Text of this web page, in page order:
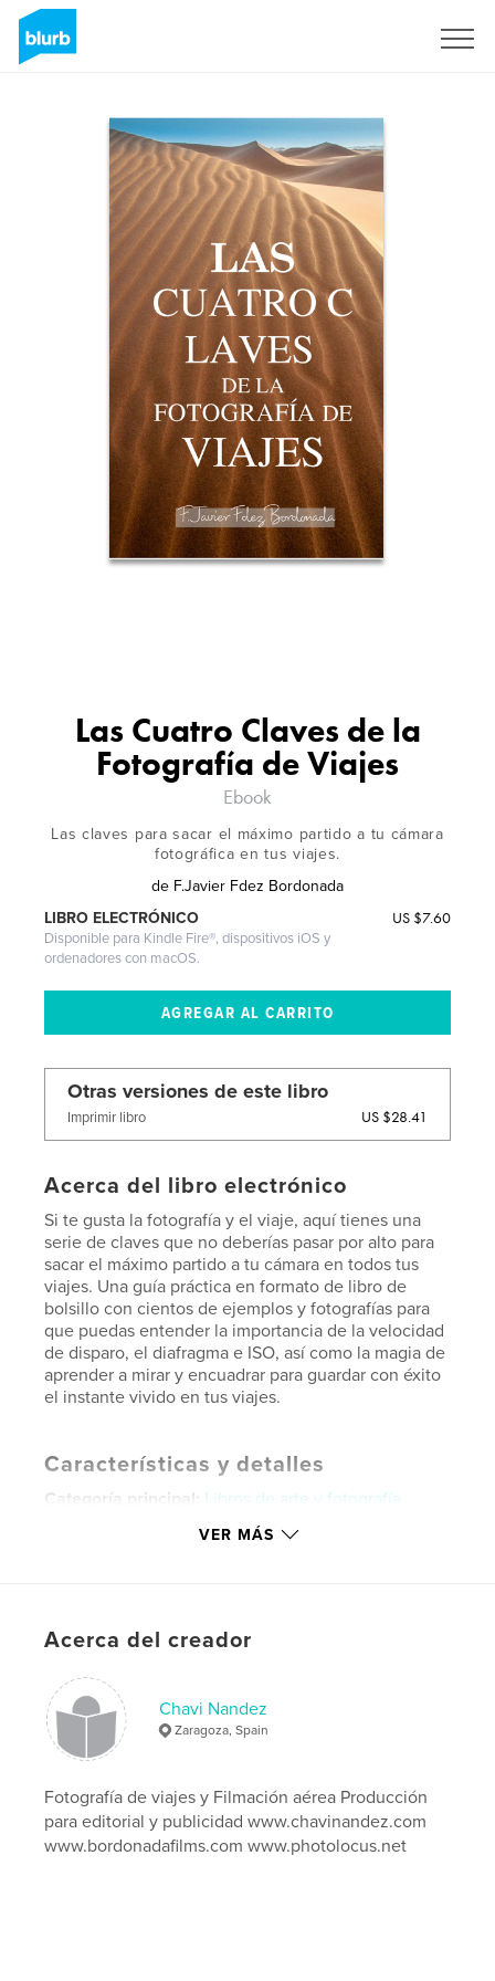
Las Cuatro Claves de la
Fotografía de Viajes
Ebook
Las claves para sacar el máximo partido a tu cámara
fotográfica en tus viajes.
de F.Javier Fdez Bordonada
US $7.60
LIBRO ELECTRÓNICO
Disponible para Kindle Fire®, dispositivos iOS y
ordenadores con macOS.
Otras versiones de este libro
Imprimir libro US $28.41
Acerca del libro electrónico
Si te gusta la fotografía y el viaje, aquí tienes una
serie de claves que no deberías pasar por alto para
sacar el máximo partido a tu cámara en todos tus
viajes. Una guía práctica en formato de libro de
bolsillo con cientos de ejemplos y fotografías para
que puedas entender la importancia de la velocidad
de disparo, el diafragma e ISO, así como la magia de
aprender a mirar y encuadrar para guardar con éxito
el instante vivido en tus viajes.
Características y detalles
Categoría principal: Libros de arte y fotografía
ebook de composición fija, 130 págs.
IdiomaSpanish
claves fotografía
, composición , nikon , canon , sony ,
reflex
VER MÁS
Acerca del creador
Chavi Nandez
Zaragoza, Spain
Fotografía de viajes y Filmación aérea Producción
para editorial y publicidad www.chavinandez.com
www.bordonadafilms.com www.photolocus.net